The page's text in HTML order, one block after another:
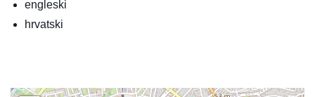
engleski
hrvatski